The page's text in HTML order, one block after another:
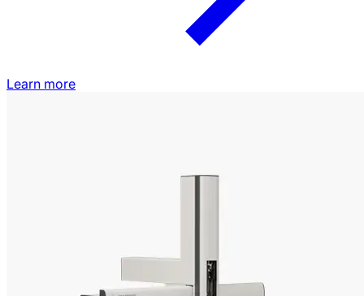
Learn more